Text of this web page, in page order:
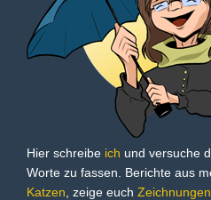
Hier schreibe ich und versuche
Worte zu fassen. Berichte aus
Katzen , zeige euch Zeichnungen